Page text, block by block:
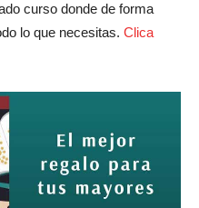
curso donde de forma
lo que necesitas. Clica